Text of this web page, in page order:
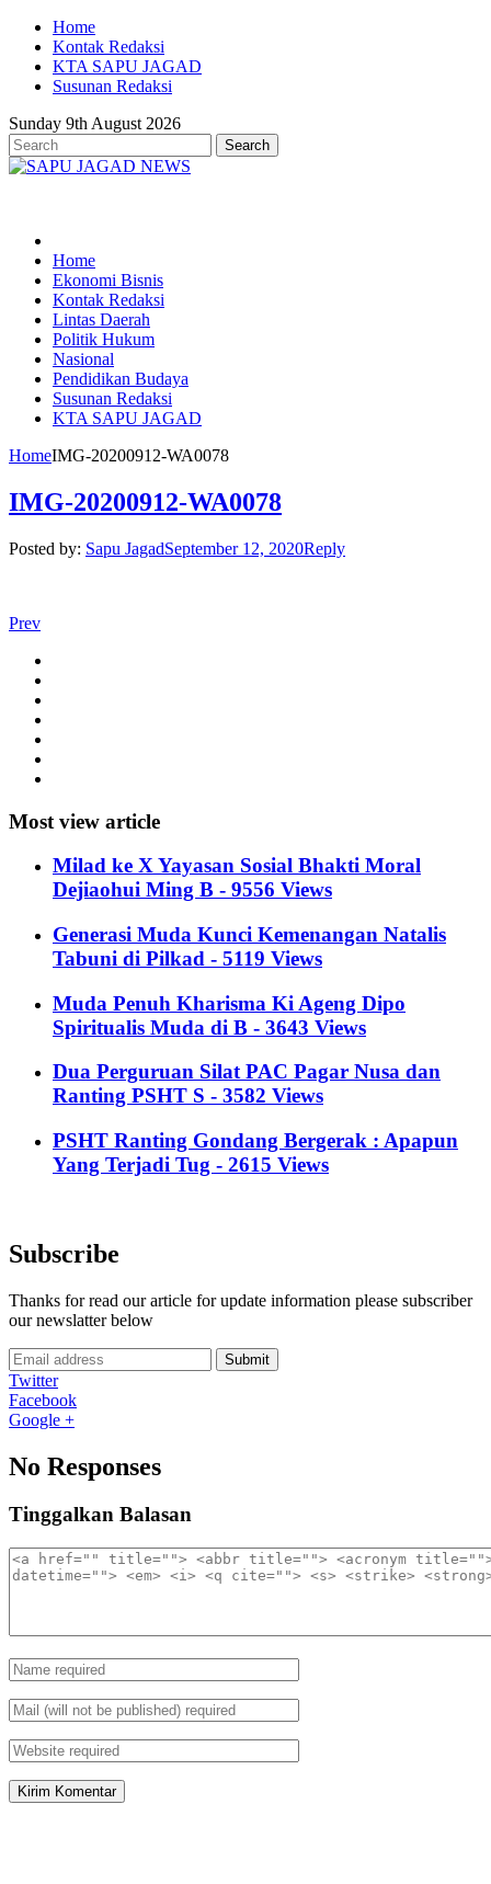
Home
Kontak Redaksi
KTA SAPU JAGAD
Susunan Redaksi
Sunday 9th August 2026
Home
Ekonomi Bisnis
Kontak Redaksi
Lintas Daerah
Politik Hukum
Nasional
Pendidikan Budaya
Susunan Redaksi
KTA SAPU JAGAD
HomeIMG-20200912-WA0078
IMG-20200912-WA0078
Posted by: Sapu JagadSeptember 12, 2020Reply
Prev
Most view article
Milad ke X Yayasan Sosial Bhakti Moral
Dejiaohui Ming B - 9556 Views
Generasi Muda Kunci Kemenangan Natalis
Tabuni di Pilkad - 5119 Views
Muda Penuh Kharisma Ki Ageng Dipo
Spiritualis Muda di B - 3643 Views
Dua Perguruan Silat PAC Pagar Nusa dan
Ranting PSHT S - 3582 Views
PSHT Ranting Gondang Bergerak : Apapun
Yang Terjadi Tug - 2615 Views
Subscribe
Thanks for read our article for update information please subscriber
our newslatter below
Submit
Twitter
Facebook
Google +
No Responses
Tinggalkan Balasan